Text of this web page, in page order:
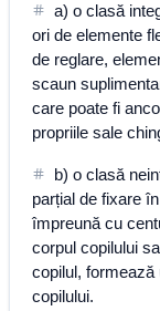
a) o clasă
ori de elemente
de reglare,
scaun
care poate fi
propriile sale
b) o clasă
parțial de fixare
împreună cu
corpul copilului
copilul,
copilului.